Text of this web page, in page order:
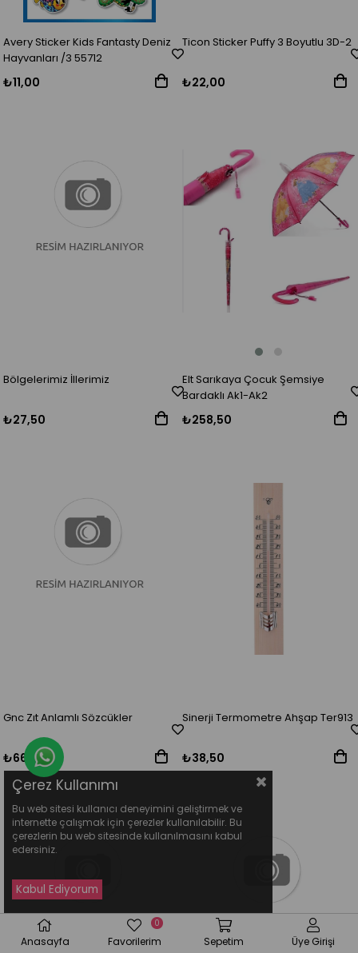
Avery Sticker Kids Fantasty Deniz
Hayvanları /3 55712
₺11,00
Ticon Sticker Puffy 3 Boyutlu 3D-2
₺22,00
Bölgelerimiz İllerimiz
₺27,50
Elt Sarıkaya Çocuk Şemsiye
Bardaklı Ak1-Ak2
₺258,50
Gnc Zıt Anlamlı Sözcükler
₺66,00
Sinerji Termometre Ahşap Ter913
₺38,50
Whatsapp Destek Hattı
Çerez Kullanımı
Bu web sitesi kullanıcı deneyimini geliştirmek ve
internette çalışmak için çerezler kullanılabilir. Bu
çerezlerin bu web sitesinde kullanılmasını kabul
edersiniz.
Anasayfa Favorilerim
0
Sepetim Üye Girişi